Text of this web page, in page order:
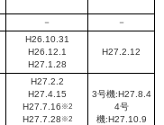
－ －
H26.10.31
H26.12.1
H27.1.28
H27.2.12
H27.2.2
H27.4.15
H27.7.16 ※2
H27.7.28 ※2
3号機:H27.8.4
4号
機:H27.10.9